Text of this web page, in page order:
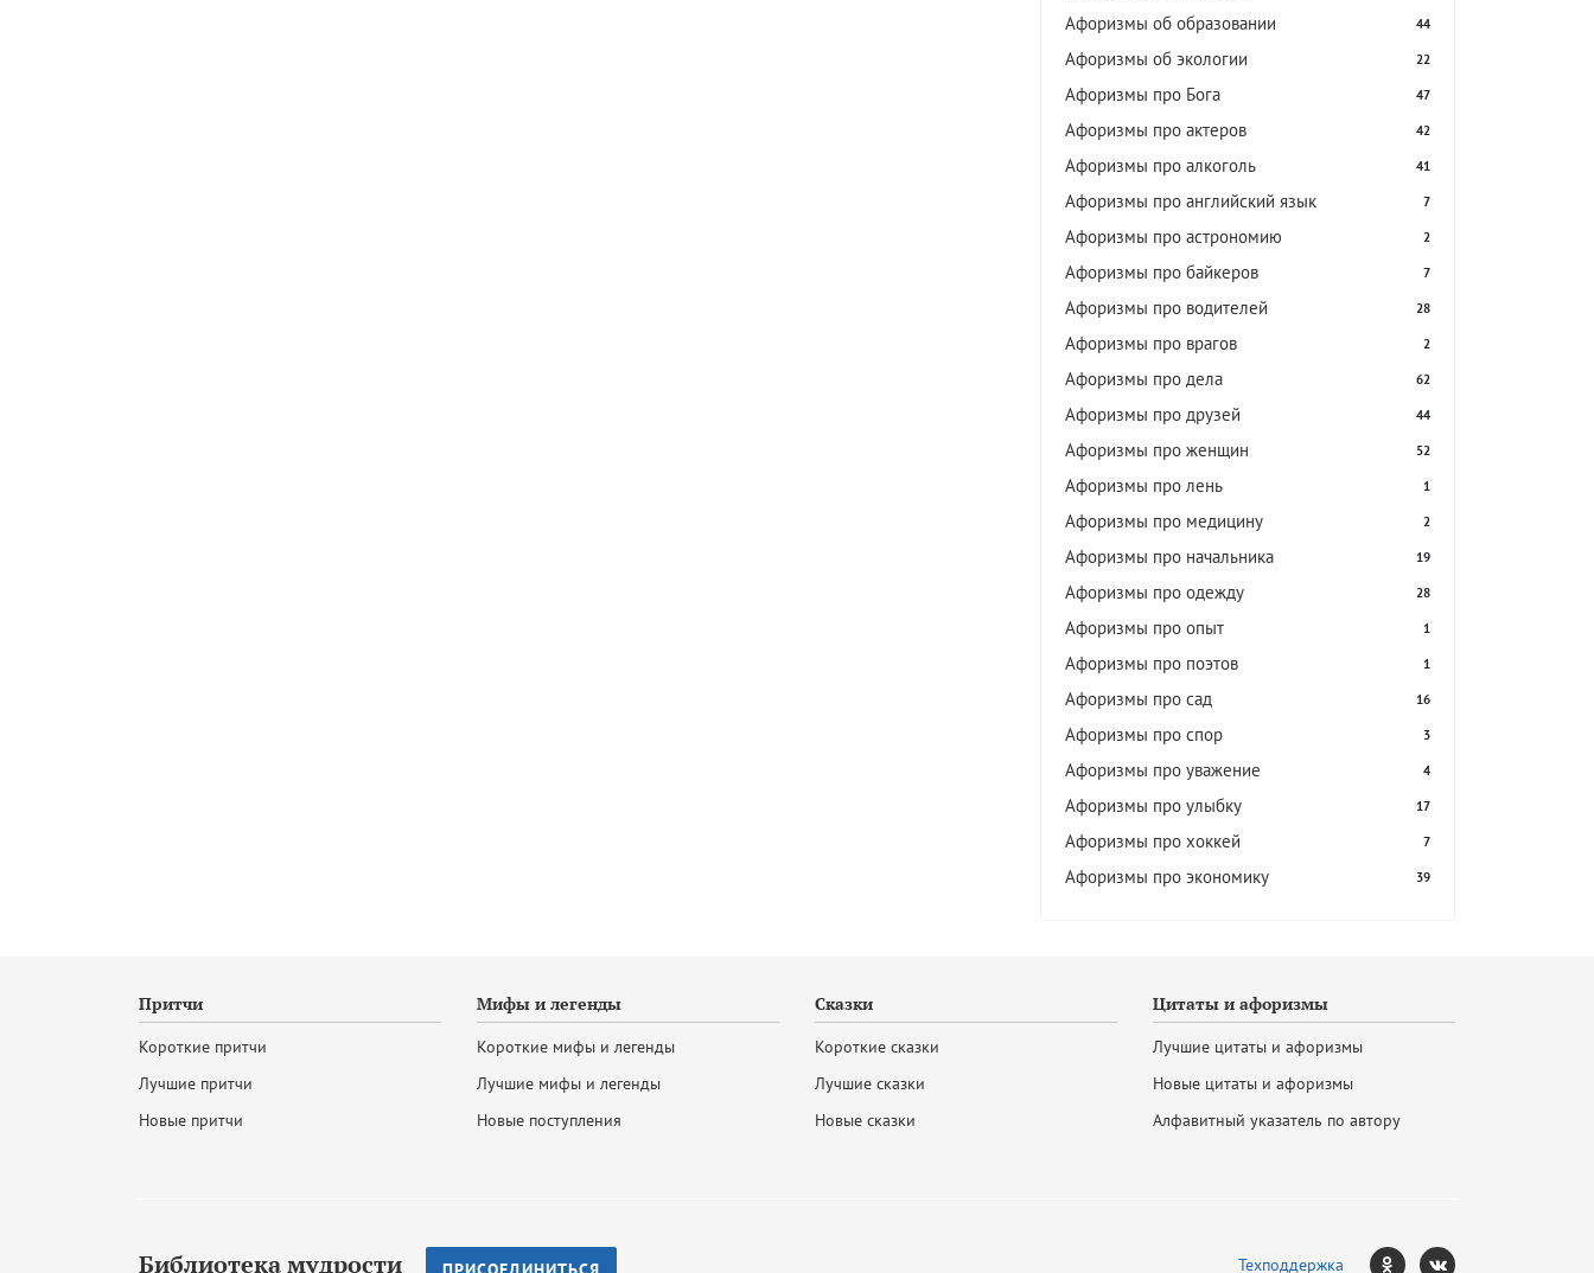
Афоризмы об образовании 44
Афоризмы об экологии 22
Афоризмы про Бога 47
Афоризмы про актеров 42
Афоризмы про алкоголь 41
Афоризмы про английский язык 7
Афоризмы про астрономию 2
Афоризмы про байкеров 7
Афоризмы про водителей 28
Афоризмы про врагов 2
Афоризмы про дела 62
Афоризмы про друзей 44
Афоризмы про женщин 52
Афоризмы про лень 1
Афоризмы про медицину 2
Афоризмы про начальника 19
Афоризмы про одежду 28
Афоризмы про опыт 1
Афоризмы про поэтов 1
Афоризмы про сад 16
Афоризмы про спор 3
Афоризмы про уважение 4
Афоризмы про улыбку 17
Афоризмы про хоккей 7
Афоризмы про экономику 39
Притчи
Короткие притчи
Лучшие притчи
Новые притчи
Мифы и легенды
Короткие мифы и легенды
Лучшие мифы и легенды
Новые поступления
Сказки
Короткие сказки
Лучшие сказки
Новые сказки
Цитаты и афоризмы
Лучшие цитаты и афоризмы
Новые цитаты и афоризмы
Алфавитный указатель по автору
Библиотека мудрости Техподдержка